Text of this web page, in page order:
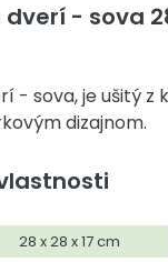
- sova
- sova, je ušitý z
dizajnom.
28 x 28 x 17 cm